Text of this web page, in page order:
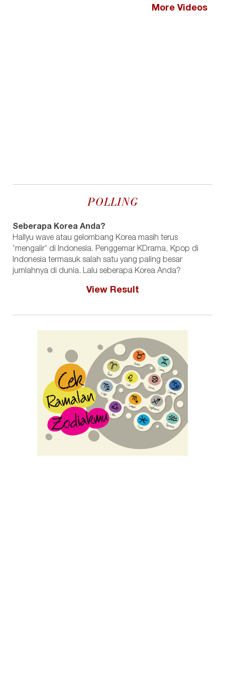
More Videos
POLLING
Seberapa Korea Anda?
Hallyu wave atau gelombang Korea masih terus
'mengalir' di Indonesia. Penggemar KDrama, Kpop di
Indonesia termasuk salah satu yang paling besar
jumlahnya di dunia. Lalu seberapa Korea Anda?
View Result